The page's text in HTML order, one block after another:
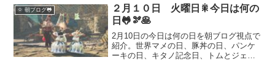
甘酒やワイン、シチューで体を温める記
念日がそろう日です。火曜日のリズム作
りに役立つ“温めて整える”過ごし方のヒン
トをまとめました。
🌞 朝ブログ🐸
２月１０日 火曜日🎇今日は何の
日🐸🫘🥞
2月10日の今日は何の日を朝ブログ視点で
紹介。世界マメの日、豚丼の日、パンケ
ーキの日、キタノ記念日、トムとジェリ